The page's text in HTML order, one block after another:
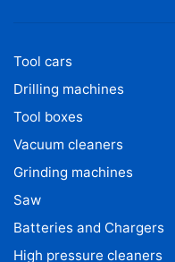
Tool cars
Drilling machines
Tool boxes
Vacuum cleaners
Grinding machines
Saw
Batteries and Chargers
High pressure cleaners